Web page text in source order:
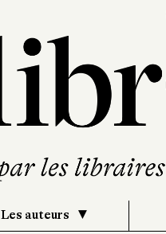
Les auteurs